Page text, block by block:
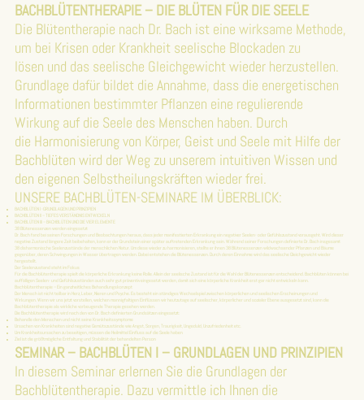
BACHBLÜTENTHERAPIE – DIE BLÜTEN FÜR DIE SEELE
Die Blütentherapie nach Dr. Bach ist eine wirksame Methode,
um bei Krisen oder Krankheit seelische Blockaden zu
lösen und das seelische Gleichgewicht wieder herzustellen.
Grundlage dafür bildet die Annahme, dass die energetischen
Informationen bestimmter Pflanzen eine regulierende
Wirkung auf die Seele des Menschen haben. Durch
die Harmonisierung von Körper, Geist und Seele mit Hilfe der
Bachblüten wird der Weg zu unserem intuitiven Wissen und
den eigenen Selbstheilungskräften wieder frei.
UNSERE BACHBLÜTEN-SEMINARE IM ÜBERBLICK:
BACHBLÜTEN I -GRUNDLAGEN UND PRINZIPIEN
BACHBLÜTEN II – TIEFES VERSTÄNDNIS ENTWICKELN
BACHBLÜTEN III – BACHBLÜTEN UND DIE VIER ELEMENTE
38 Blütenessenzen werden eingesetzt
Dr. Bach fand bei seinen Forschungen und Beobachtungen heraus, dass jeder manifestierten Erkrankung ein negativer Seelen- oder Gefühlszustand vorausgeht. Wird dieser
negative Zustand längere Zeit beibehalten, kann er der Grundstein einer später auftretenden Erkrankung sein. Während seiner Forschungen definierte Dr. Bach insgesamt
38 disharmonische Seelenzustände der menschlichen Natur. Um diese wieder zu harmonisieren, stellte er ihnen 38 Blütenessenzen wildwachsender Pflanzen und Bäume
gegenüber, deren Schwingungen in Wasser übertragen werden. Dabei entstehen die Blütenessenzen. Durch deren Einnahme wird das seelische Gleichgewicht wieder
hergestellt.
Der Seelenzustand steht im Fokus
Für die Bachblütentherapie spielt die körperliche Erkrankung keine Rolle. Allein der seelische Zustand ist für die Wahl der Blütenessenzen entscheidend. Bachblüten können bei
auffälligen Seelen- und Gefühlszuständen auch sehr gut präventiv eingesetzt werden, damit sich eine körperliche Krankheit erst gar nicht entwickeln kann.
Bachblütentherapie – Ein ganzheitliches Behandlungskonzept
Der Mensch ist nicht teilbar in Herz, Leber, Nieren und Psyche. Es besteht ein ständiges Wechselspiel zwischen körperlichen und seelischen Erscheinungen und
Wirkungen. Wenn wir uns jetzt vorstellen, welchen mannigfaltigen Einflüssen wir heutzutage auf seelischer, körperlicher und sozialer Ebene ausgesetzt sind, kann die
Bachblütentherapie als wirkliche vorbeugende Therapie gesehen werden.
Die Bachblütentherapie wird nach den von Dr. Bach definierten Grundsätzen eingesetzt:
Behandle den Menschen und nicht seine Krankheitssymptome
Ursachen von Krankheiten sind negative Gemütszustände wie Angst, Sorgen, Traurigkeit, Ungeduld, Unzufriedenheit etc.
Um Krankheitsursachen zu beseitigen, müssen die Heilmittel Einfluss auf die Seele haben
Ziel ist die größtmögliche Entfaltung und Stabilität der behandelten Person
SEMINAR – BACHBLÜTEN I – GRUNDLAGEN UND PRINZIPIEN
In diesem Seminar erlernen Sie die Grundlagen der
Bachblütentherapie. Dazu vermittle ich Ihnen die